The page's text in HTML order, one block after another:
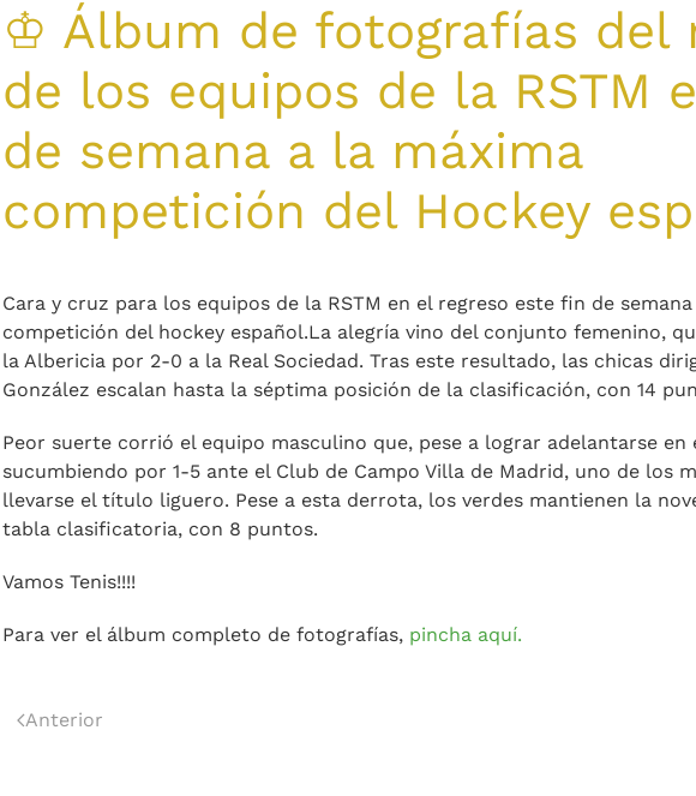
♔ Álbum de fotografías del
de los equipos de la RSTM
de semana a la máxima
competición del Hockey
Cara y cruz para los equipos de la RSTM en el regreso este fin de
competición del hockey español.La alegría vino del conjunto femenino,
la Albericia por 2-0 a la Real Sociedad. Tras este resultado, las chicas
González escalan hasta la séptima posición de la clasificación, con 14
Peor suerte corrió el equipo masculino que, pese a lograr adelantarse
sucumbiendo por 1-5 ante el Club de Campo Villa de Madrid, uno de los
llevarse el título liguero. Pese a esta derrota, los verdes mantienen la
tabla clasificatoria, con 8 puntos.
Vamos Tenis!!!!
Para ver el álbum completo de fotografías, pincha aquí.
Anterior